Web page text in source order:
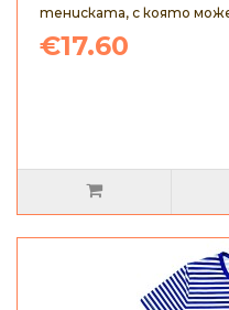
тениската, с която
€17.60